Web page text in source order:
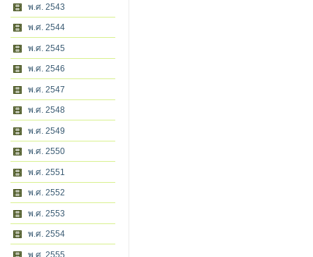
พ.ศ. 2543
พ.ศ. 2544
พ.ศ. 2545
พ.ศ. 2546
พ.ศ. 2547
พ.ศ. 2548
พ.ศ. 2549
พ.ศ. 2550
พ.ศ. 2551
พ.ศ. 2552
พ.ศ. 2553
พ.ศ. 2554
พ.ศ. 2555